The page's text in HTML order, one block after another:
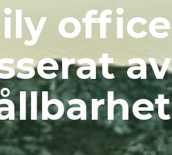
office
av